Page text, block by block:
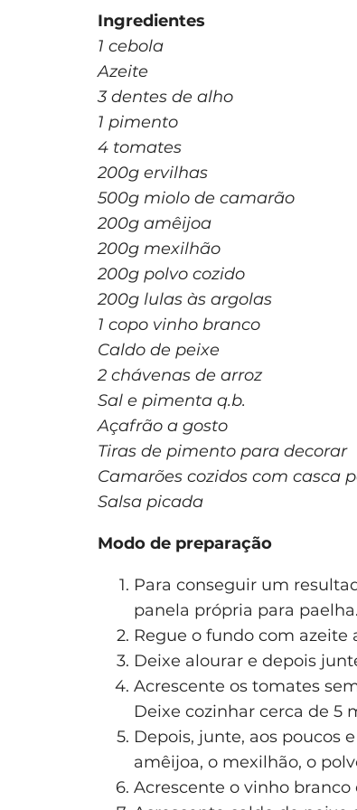
Ingredientes
1 cebola
Azeite
3 dentes de alho
1 pimento
4 tomates
200g ervilhas
500g miolo de camarão
200g amêijoa
200g mexilhão
200g polvo cozido
200g lulas às argolas
1 copo vinho branco
Caldo de peixe
2 chávenas de arroz
Sal e pimenta q.b.
Açafrão a gosto
Tiras de pimento para decorar
Camarões cozidos com casca
Salsa picada
Modo de preparação
Para conseguir um
panela própria para paelha.
Regue o fundo com azeite
Deixe alourar e depois
Acrescente os tomates
Deixe cozinhar cerca de 5
Depois, junte, aos poucos
amêijoa, o mexilhão, o
Acrescente o vinho branco